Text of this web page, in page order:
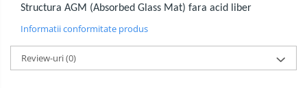
Structura AGM (Absorbed Glass Mat) fara acid liber
Informatii conformitate produs
Review-uri(0)